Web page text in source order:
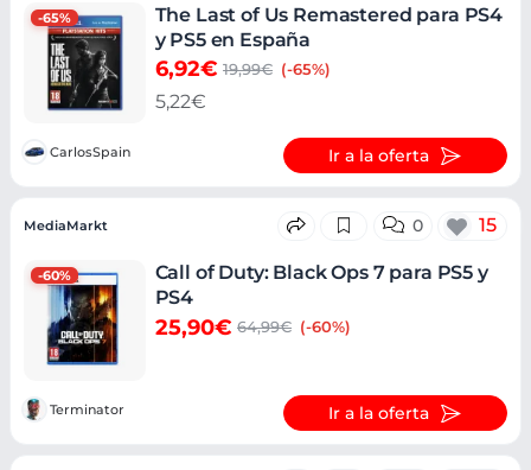
-65%
The Last of Us Remastered para PS4
y PS5 en España
6,92€ 19,99€ (-65%)
5,22€
CarlosSpain Ir a la oferta
-60%
MediaMarkt 0 15
Call of Duty: Black Ops 7 para PS5 y
PS4
25,90€ 64,99€ (-60%)
Terminator Ir a la oferta